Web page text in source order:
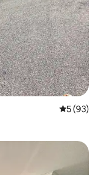
평점 5점(5
5 (93)